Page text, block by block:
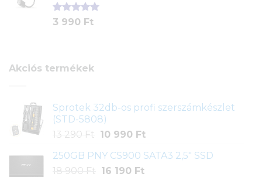
290 Ft.
Értékelés
1
3 990 Ft
Akciós termékek
Sprotek 32db-os profi szerszámkészlet
(STD-5808)
13 290 Ft
Original
was:
13
10 990 FtCurrent
is:
250GB PNY CS900 SATA3 2,5" SSD
18 900 Ft
Original
16 190 FtCurrent